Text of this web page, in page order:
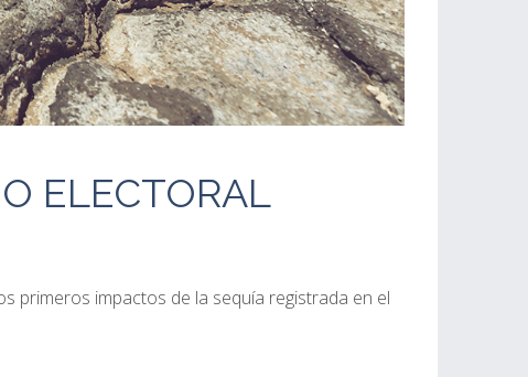
ELECTORAL
primeros impactos de la sequía registrada en el